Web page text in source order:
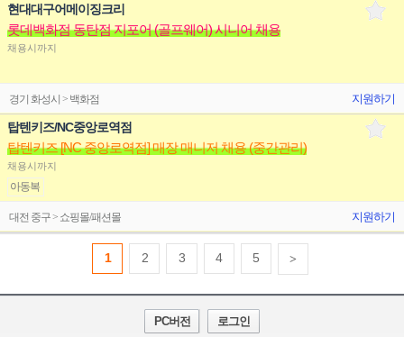
현대대구어메이징크리
롯데백화점 동탄점 지포어 (골프웨어) 시니어 채용
채용시까지
경기 화성시 > 백화점 지원하기
탑텐키즈/NC중앙로역점
탑텐키즈 [NC 중앙로역점] 매장 매니저 채용 (중간관리)
채용시까지
아동복
대전 중구 > 쇼핑몰/패션몰 지원하기
1 2 3 4 5 >
PC버전 로그인